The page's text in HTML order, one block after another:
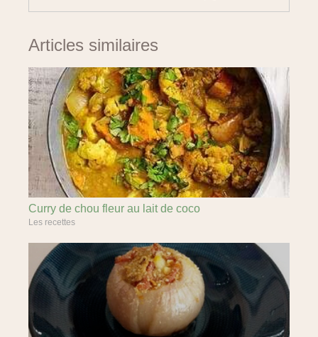
Articles similaires
Curry de chou fleur au lait de coco
Les recettes